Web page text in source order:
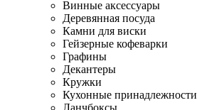
Винные аксессуары
Деревянная посуда
Камни для виски
Гейзерные кофеварки
Графины
Декантеры
Кружки
Кухонные принадлежности
Ланчбоксы